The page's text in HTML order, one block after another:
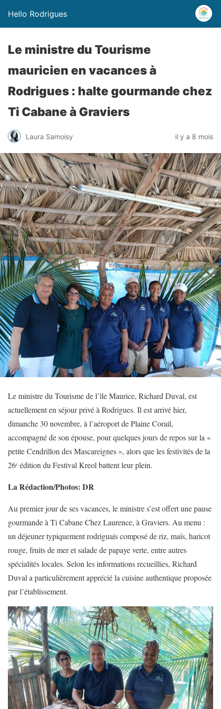
Hello Rodrigues
Le ministre du Tourisme
mauricien en vacances à
Rodrigues : halte gourmande chez
Ti Cabane à Graviers
Laura Samoisy il y a 8 mois
Le ministre du Tourisme de l’île Maurice, Richard Duval, est
actuellement en séjour privé à Rodrigues. Il est arrivé hier,
dimanche 30 novembre, à l’aéroport de Plaine Corail,
accompagné de son épouse, pour quelques jours de repos sur la «
petite Cendrillon des Mascareignes », alors que les festivités de la
26ᵉ édition du Festival Kreol battent leur plein.
La Rédaction/Photos: DR
Au premier jour de ses vacances, le ministre s’est offert une pause
gourmande à Ti Cabane Chez Laurence, à Graviers. Au menu :
un déjeuner typiquement rodriguais composé de riz, maïs, haricot
rouge, fruits de mer et salade de papaye verte, entre autres
spécialités locales. Selon les informations recueillies, Richard
Duval a particulièrement apprécié la cuisine authentique proposée
par l’établissement.